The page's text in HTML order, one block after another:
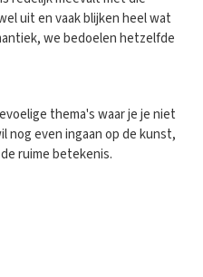
uit en vaak blijken heel wat
we bedoelen hetzelfde
thema's waar je je niet
nog even ingaan op de kunst,
ruime betekenis.